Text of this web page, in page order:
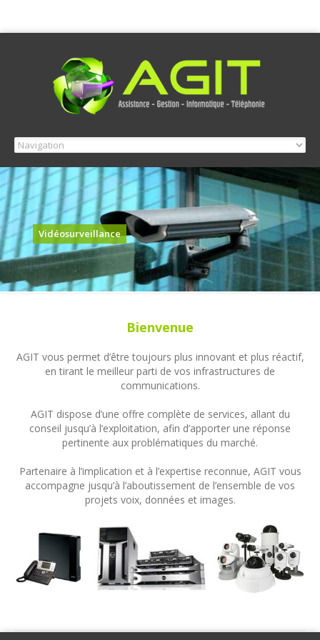
Vidéosurveillance
Bienvenue
AGIT vous permet d’être toujours plus innovant et plus réactif,
en tirant le meilleur parti de vos infrastructures de
communications.
AGIT dispose d’une offre complète de services, allant du
conseil jusqu’à l’exploitation, afin d’apporter une réponse
pertinente aux problématiques du marché.
Partenaire à l’implication et à l’expertise reconnue, AGIT vous
accompagne jusqu’à l’aboutissement de l’ensemble de vos
projets voix, données et images.